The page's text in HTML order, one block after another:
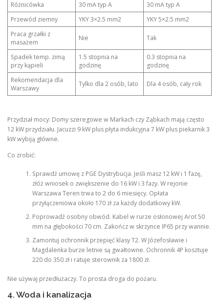
Różnicówka
30 mA typ A
30 mA typ A
Przewód ziemny
YKY 3×2.5 mm2
YKY 5×2.5 mm2
Praca grzałki z
masażem
Nie Tak
Spadek temp. zimą
przy kąpieli
1.5 stopnia na
godzinę
0.3 stopnia na
godzinę
Rekomendacja dla
Warszawy
Tylko dla 2 osób, lato Dla 4 osób, cały rok
Przydział mocy: Domy szeregowe w Markach czy Ząbkach mają często
12 kW przydziału. Jacuzzi 9 kW plus płyta indukcyjna 7 kW plus piekarnik 3
kW wybiją główne.
Co zrobić:
Sprawdź umowę z PGE Dystrybucja. Jeśli masz 12 kW i 1 fazę,
złóż wniosek o zwiększenie do 16 kW i 3 fazy. W rejonie
Warszawa Teren trwa to 2 do 6 miesięcy. Opłata
przyłączeniowa około 170 zł za każdy dodatkowy kW.
Poprowadź osobny obwód. Kabel w rurze osłonowej Arot 50
mm na głębokości 70 cm. Zakończ w skrzynce IP65 przy wannie.
Zamontuj ochronnik przepięć klasy T2. W Józefosławie i
Magdalenka burze letnie są gwałtowne. Ochronnik 4P kosztuje
220 do 350 zł i ratuje sterownik za 1800 zł.
Nie używaj przedłużaczy. To prosta droga do pożaru.
4. Woda i kanalizacja